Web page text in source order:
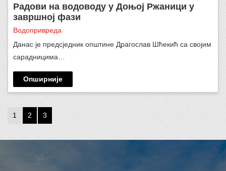
Радови на водоводу у Доњој Ржаници у
завршној фази
Водопривреда
Данас је предсједник општине Драгослав Шћекић са својим
сарадницима…
Опширније
1 2 3